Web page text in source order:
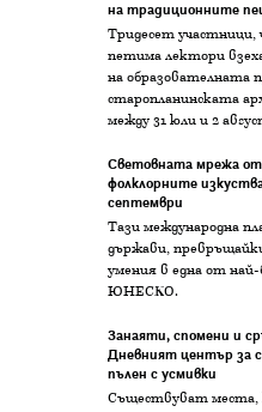
на традиционните
Тридесет
петима лектори
на образователната
старопланинската
между 31 юли и 2
Световната мрежа от
фолклорните
септември
Тази международна
държави,
умения в една от
ЮНЕСКО.
Занаяти, спомени и
Дневният център за
пълен с усмивки
Съществуват места,